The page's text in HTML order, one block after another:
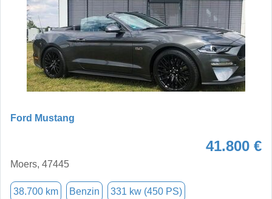
Ford Mustang
41.800 €
Moers, 47445
38.700 km Benzin 331 kw (450 PS)